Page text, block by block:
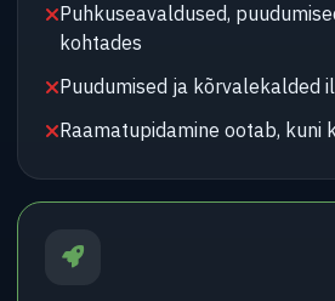
Puhkuseavaldused,
kohtades
Puudumised ja kõrvalekalded
Raamatupidamine ootab, kuni